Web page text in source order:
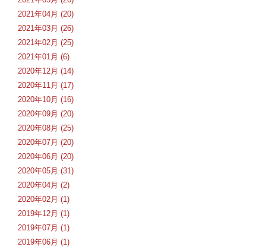
2021年04月 (20)
2021年03月 (26)
2021年02月 (25)
2021年01月 (6)
2020年12月 (14)
2020年11月 (17)
2020年10月 (16)
2020年09月 (20)
2020年08月 (25)
2020年07月 (20)
2020年06月 (20)
2020年05月 (31)
2020年04月 (2)
2020年02月 (1)
2019年12月 (1)
2019年07月 (1)
2019年06月 (1)